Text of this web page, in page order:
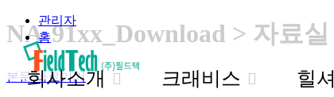
NA-91xx_Download > 자료실
본문 바로가기
관리자
홈
회사소개 크래비스 힐셔